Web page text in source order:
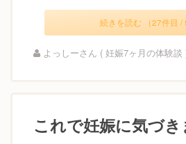
続きを読む （27件目 /
よっしーさん ( 妊娠7ヶ月の体験談
これで妊娠に気づき